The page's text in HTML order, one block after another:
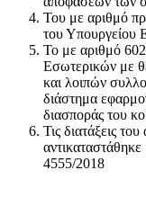
Του με αριθμό
του Υπουργείου
Το με αριθμό
Εσωτερικών με
και λοιπών
διάστημα
διασποράς του
Τις διατάξεις
4555/2018